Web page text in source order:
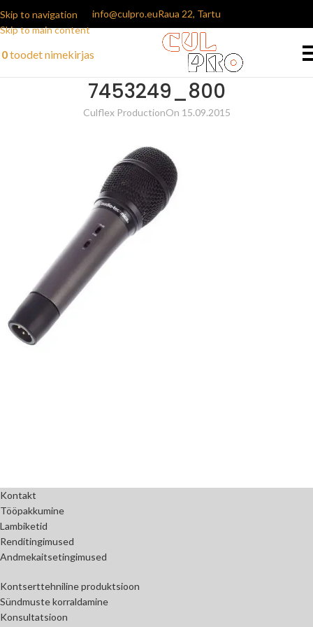
Skip to navigation
Skip to main content
info@culpro.euRaua 22, Tartu
0toodetnimekirjas
7453249_800
Culflex ProductionOn 15.09.2015
Kontakt
Tööpakkumine
Lambiketid
Renditingimused
Andmekaitsetingimused
Kontserttehniline produktsioon
Sündmuste korraldamine
Konsultatsioon